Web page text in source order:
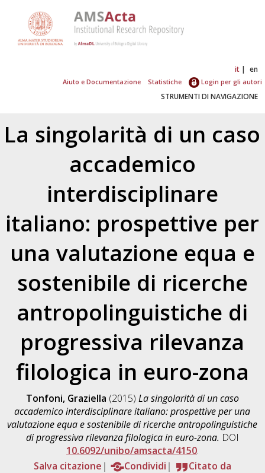
it en
Aiuto e Documentazione Statistiche Login per gli autori
STRUMENTI DI NAVIGAZIONE
La singolarità di un caso
accademico
interdisciplinare
italiano: prospettive per
una valutazione equa e
sostenibile di ricerche
antropolinguistiche di
progressiva rilevanza
filologica in euro-zona
Tonfoni, Graziella (2015) La singolarità di un caso
accademico interdisciplinare italiano: prospettive per una
valutazione equa e sostenibile di ricerche antropolinguistiche
di progressiva rilevanza filologica in euro-zona. DOI
10.6092/unibo/amsacta/4150.
Salva citazione
Condividi
Citato da